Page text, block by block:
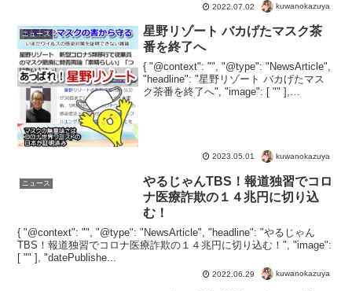
2022.07.02 kuwanokazuya
ニュース
星野リゾート バカげたマスク茶
番を終了へ
{ "@context": "", "@type": "NewsArticle",
"headline": "星野リゾート バカげたマス
ク茶番を終了へ", "image": [ "" ],
2023.05.01 kuwanokazuya
ニュース
やるじゃんTBS！報道独習でコロ
ナ医療詐欺の１４兆円に切り込
む！
{ "@context": "", "@type": "NewsArticle", "headline": "やるじゃん
TBS！報道独習でコロナ医療詐欺の１４兆円に切り込む！", "image":
[ "" ], "datePublishe...
2022.06.29 kuwanokazuya